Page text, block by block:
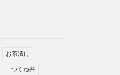
お茶漬け
つくね丼